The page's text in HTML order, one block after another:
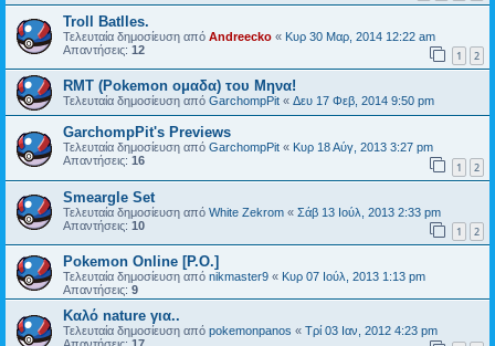
Troll Batlles.
Τελευταία δημοσίευση από Andreecko « Κυρ 30 Μαρ, 2014 12:22 am
Απαντήσεις: 12 1 2
RMT (Pokemon ομαδα) του Μηνα!
Τελευταία δημοσίευση από GarchompPit « Δευ 17 Φεβ, 2014 9:50 pm
GarchompPit's Previews
Τελευταία δημοσίευση από GarchompPit « Κυρ 18 Αύγ, 2013 3:27 pm
Απαντήσεις: 16 1 2
Smeargle Set
Τελευταία δημοσίευση από White Zekrom « Σάβ 13 Ιούλ, 2013 2:33 pm
Απαντήσεις: 10 1 2
Pokemon Online [P.O.]
Τελευταία δημοσίευση από nikmaster9 « Κυρ 07 Ιούλ, 2013 1:13 pm
Απαντήσεις: 9
Καλό nature για..
Τελευταία δημοσίευση από pokemonpanos « Τρί 03 Ιαν, 2012 4:23 pm